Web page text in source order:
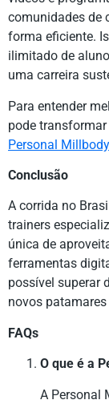
comunidades de
forma eficiente.
ilimitado de
uma carreira
Para entender
pode
Personal Millbody
Conclusão
A corrida no
trainers
única de
ferramentas
possível superar
novos
FAQs
O que é a
A Personal